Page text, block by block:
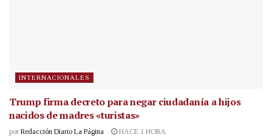
INTERNACIONALES
Trump firma decreto para negar ciudadanía a hijos
nacidos de madres «turistas»
por Redacción Diario La Página HACE 1 HORA